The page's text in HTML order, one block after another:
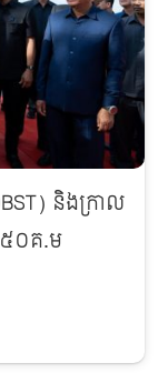
និងក្រាល
០គ.ម